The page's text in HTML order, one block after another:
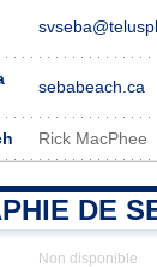
sebabeach.ca
Rick MacPhee
DE
Non disponible